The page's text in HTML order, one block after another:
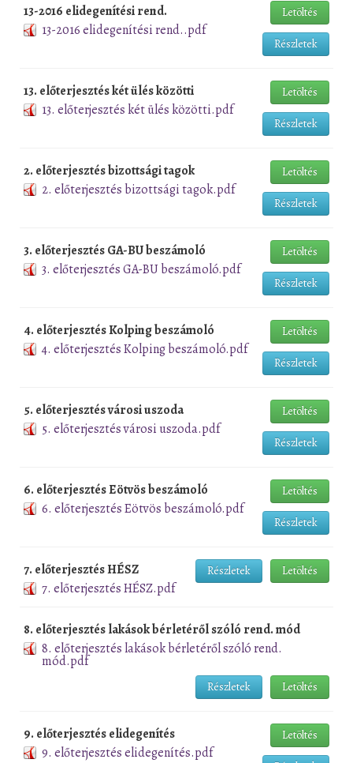
13-2016 elidegenítési rend.
13-2016 elidegenítési rend..pdf
Letöltés
Részletek
13. előterjesztés két ülés közötti
13. előterjesztés két ülés közötti.pdf
Letöltés
Részletek
2. előterjesztés bizottsági tagok
2. előterjesztés bizottsági tagok.pdf
Letöltés
Részletek
3. előterjesztés GA-BU beszámoló
3. előterjesztés GA-BU beszámoló.pdf
Letöltés
Részletek
4. előterjesztés Kolping beszámoló
4. előterjesztés Kolping beszámoló.pdf
Letöltés
Részletek
5. előterjesztés városi uszoda
5. előterjesztés városi uszoda.pdf
Letöltés
Részletek
6. előterjesztés Eötvös beszámoló
6. előterjesztés Eötvös beszámoló.pdf
Letöltés
Részletek
7. előterjesztés HÉSZ
7. előterjesztés HÉSZ.pdf
Letöltés
Részletek
8. előterjesztés lakások bérletéről szóló rend. mód
8. előterjesztés lakások bérletéről szóló rend.
mód.pdf
Letöltés
Részletek
9. előterjesztés elidegenítés
9. előterjesztés elidegenítés.pdf
Letöltés